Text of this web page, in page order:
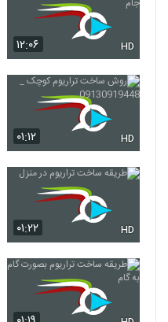
۱۲:۰۶ HD
۰۱:۱۲ HD
۰۱:۲۲ HD